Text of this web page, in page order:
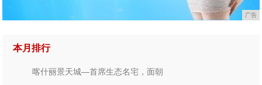
广告
本月排行
喀什丽景天城—首席生态名宅，面朝